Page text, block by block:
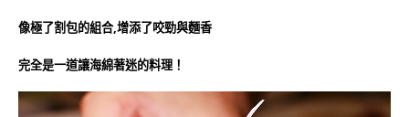
像極了割包的組合,增添了咬勁與麵香
完全是一道讓海綿著迷的料理！